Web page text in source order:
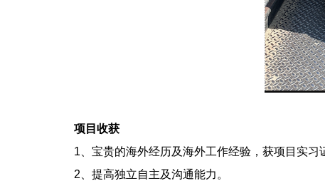
项目收获
1、宝贵的海外经历及海外工作经验，获项目实习
2、提高独立自主及沟通能力。